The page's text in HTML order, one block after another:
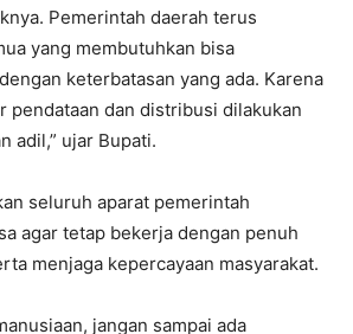
Pemerintah daerah terus
yang membutuhkan bisa
keterbatasan yang ada. Karena
pendataan dan distribusi dilakukan
adil,” ujar Bupati.
seluruh aparat pemerintah
agar tetap bekerja dengan penuh
menjaga kepercayaan masyarakat.
jangan sampai ada